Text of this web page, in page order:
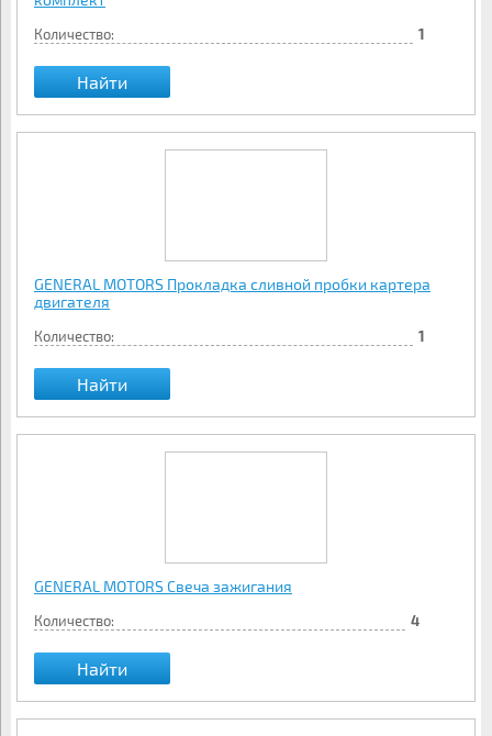
Количество: 1
Найти
GENERAL MOTORS Прокладка сливной пробки картера
двигателя
Количество: 1
Найти
GENERAL MOTORS Свеча зажигания
Количество: 4
Найти